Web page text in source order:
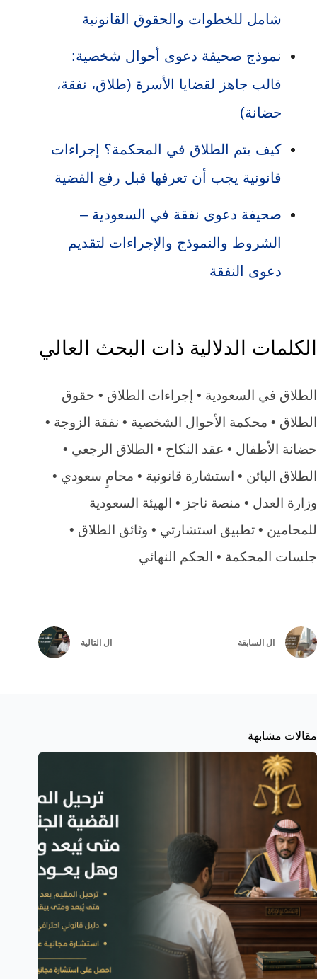
شامل للخطوات والحقوق القانونية
نموذج صحيفة دعوى أحوال شخصية:
قالب جاهز لقضايا الأسرة (طلاق، نفقة،
حضانة)
كيف يتم الطلاق في المحكمة؟ إجراءات
قانونية يجب أن تعرفها قبل رفع القضية
صحيفة دعوى نفقة في السعودية –
الشروط والنموذج والإجراءات لتقديم
دعوى النفقة
الكلمات الدلالية ذات البحث العالي
الطلاق في السعودية • إجراءات الطلاق • حقوق
الطلاق • محكمة الأحوال الشخصية • نفقة الزوجة •
حضانة الأطفال • عقد النكاح • الطلاق الرجعي •
الطلاق البائن • استشارة قانونية • محامٍ سعودي •
وزارة العدل • منصة ناجز • الهيئة السعودية
للمحامين • تطبيق استشارتي • وثائق الطلاق •
جلسات المحكمة • الحكم النهائي
ال السابقة ال التالية
مقالات مشابهة